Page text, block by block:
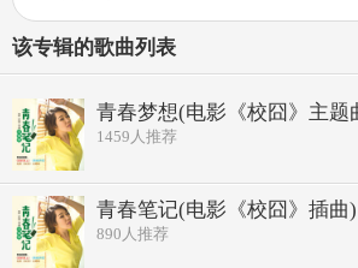
该专辑的歌曲列表
青春梦想(电影《校囧》主题
1459 人推荐
青春笔记(电影《校囧》插曲)
890 人推荐